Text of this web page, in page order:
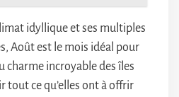
idyllique et ses multiples
Août est le mois idéal pour
incroyable des îles
tout ce qu’elles ont à offrir